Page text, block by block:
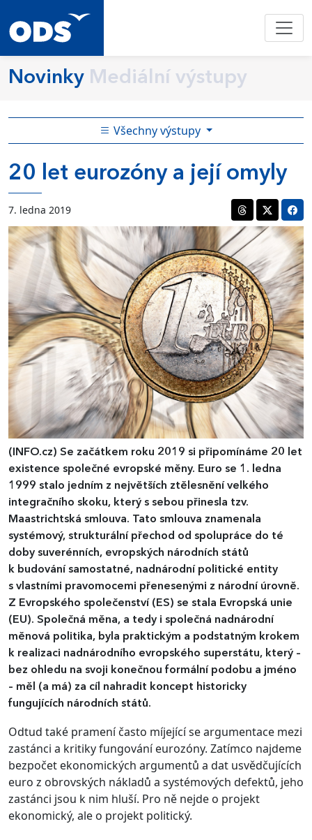
Novinky Mediální výstupy
Všechny výstupy
20 let eurozóny a její omyly
7. ledna 2019
(INFO.cz) Se začátkem roku 2019 si připomínáme 20 let
existence společné evropské měny. Euro se 1. ledna
1999 stalo jedním z největších ztělesnění velkého
integračního skoku, který s sebou přinesla tzv.
Maastrichtská smlouva. Tato smlouva znamenala
systémový, strukturální přechod od spolupráce do té
doby suverénních, evropských národních států
k budování samostatné, nadnárodní politické entity
s vlastními pravomocemi přenesenými z národní úrovně.
Z Evropského společenství (ES) se stala Evropská unie
(EU). Společná měna, a tedy i společná nadnárodní
měnová politika, byla praktickým a podstatným krokem
k realizaci nadnárodního evropského superstátu, který –
bez ohledu na svoji konečnou formální podobu a jméno
– měl (a má) za cíl nahradit koncept historicky
fungujících národních států.
Odtud také pramení často míjející se argumentace mezi
zastánci a kritiky fungování eurozóny. Zatímco najdeme
bezpočet ekonomických argumentů a dat usvědčujících
euro z obrovských nákladů a systémových defektů, jeho
zastánci jsou k nim hluší. Pro ně nejde o projekt
ekonomický, ale o projekt politický.